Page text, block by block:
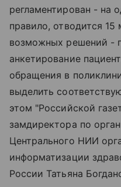
регламентирован - на
правило, отводится
возможных решений -
анкетирование
обращения в
выделить
этом "Российской
замдиректора по
Центрального НИИ
информатизации
России Татьяна